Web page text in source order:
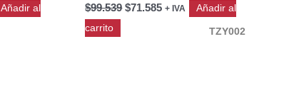
TZV008
Añadir al
TZY002
$99.539 $71.585 + IVA
Añadir al
carrito